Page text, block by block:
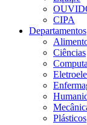
CIPA
Departamentos
Ciências
Plásticos